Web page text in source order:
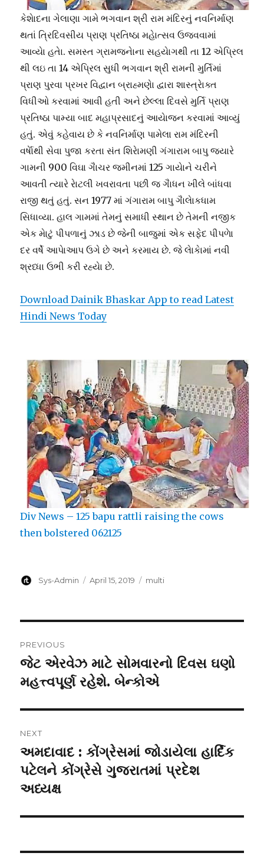
કેશાેદના ગેલાણા ગામે ભગવાન શ્રી રામ મંદિરનું નવનિર્માણ
થતાં ત્રિદિવસીય પ્રાણ પ્રતિષ્ઠા મહાેત્સવ ઉજવવામાં
આવ્યાે હતાે. સમસ્ત ગ્રામજનાેના સહયાેગથી તા 12 એપ્રિલ
થી લઇ તા 14 એપ્રિલ સુધી ભગવાન શ્રી રામની મુર્તિમાં
પ્રાણ પુરવા પ્રખર વિદ્વાન બ્રાહ્મણાે દ્વારા શાસ્ત્રાેક્ત
વિધીઓ કરવામાં આવી હતી અને છેલ્લા દિવસે મુર્તિ પ્રાણ
પ્રતિષ્ઠા પામ્યા બાદ મહાપ્રસાદનું આયાેજન કરવામાં આવ્યું
હતું. એવું કહેવાય છે કે નવનિર્માણ પામેલા રામ મંદિરની
વર્ષાેથી સેવા પુજા કરતા સંત શિરાેમણી ગંગારામ બાપુ જયારે
ગામની 900 વિઘા ગાૈચર જમીનમાં 125 ગાયાેને ચરીને
આવતી ત્યારે રાેટલી ખવરાવતા પછી જ ગાૈધન ખીલે બાંધવા
રાજી થતું હતું. સન 1977 માં ગંગારામ બાપુ ગાૈલાેકધામ
સિધાવ્યા. હાલ ગામમાં તેમનું સમાધી સ્થાન છે તેમની નજીક
એક માેટું પીપળાનું ઝાડ છે જેની બાજુમાં એક સફેદ પીપળાે
દર વર્ષે આપાેઆપ ઉગે છે અને કરમાય છે. જે લાેકાેમાં નવી
શ્રધ્ધા ઉભી કરી રહ્યાે છે.
Download Dainik Bhaskar App to read Latest
Hindi News Today
Div News – 125 bapu rattli raising the cows
then bolstered 062125
Author
Sys-Admin
Posted
April 15, 2019 Categories
multi
navigation
PREVIOUS
Previous
post:
જેટ એરવેઝ માટે સોમવારનો દિવસ ઘણો
મહત્ત્વપૂર્ણ રહેશે. બેન્કોએ
NEXT
Next
post:
અમદાવાદ : કોંગ્રેસમાં જોડાયેલા હાર્દિક
પટેલને કોંગ્રેસે ગુજરાતમાં પ્રદેશ
અધ્યક્ષ